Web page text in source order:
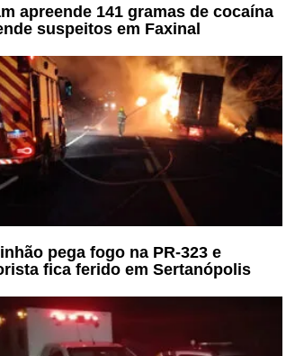
apreende 141 gramas de cocaína
suspeitos em Faxinal
pega fogo na PR-323 e
fica ferido em Sertanópolis